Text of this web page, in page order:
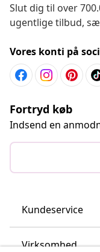
Slut dig til over
ugentlige tilbud,
Vores konti på
Fortryd køb
Indsend en
Kundeservice
Virksomhed